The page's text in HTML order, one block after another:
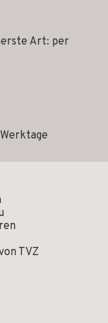
Art: per
TVZ